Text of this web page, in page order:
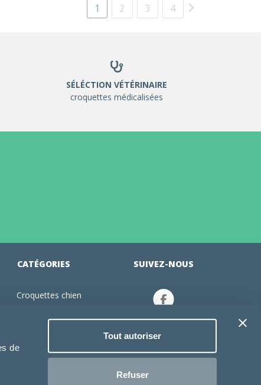
de
Tout autoriser
Refuser
1 2 3 4
SÉLÉCTION VÉTÉRINAIRE
croquettes médicalisées
CATÉGORIES
Croquettes chien
Jouets chien
Produits vétérinaire chien
SUIVEZ-NOUS